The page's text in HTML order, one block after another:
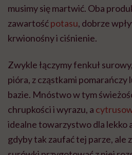
musimy się martwić. Oba
zawartośćpotasu, dobrze
krwionośny i ciśnienie.
Zwykle łączymy fenkuł
pióra, z cząstkami pomarańczy
bazie. Mnóstwo w tym
chrupkości i wyrazu, a
idealne towarzystwo dla lekko
gdyby tak zaufać tej parze, ale